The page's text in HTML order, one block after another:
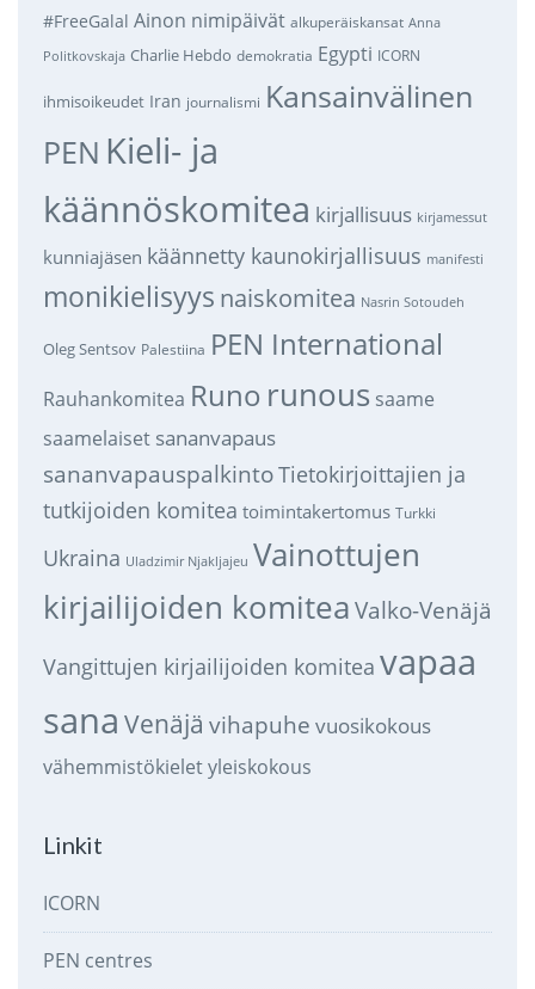
#FreeGalal Ainon nimipäivät alkuperäiskansat Anna
Politkovskaja Charlie Hebdo demokratia Egypti ICORN
ihmisoikeudet Iran journalismi Kansainvälinen
PEN Kieli- ja
käännöskomitea kirjallisuus kirjamessut
kunniajäsen käännetty kaunokirjallisuus manifesti
monikielisyys naiskomitea Nasrin Sotoudeh
Oleg Sentsov Palestiina PEN International
Rauhankomitea Runo runous saame
saamelaiset sananvapaus
sananvapauspalkintoTietokirjoittajien ja
tutkijoiden komitea toimintakertomus Turkki
Ukraina Uladzimir Njakljajeu Vainottujen
kirjailijoiden komitea Valko-Venäjä
Vangittujen kirjailijoiden komitea vapaa
sana Venäjä vihapuhe vuosikokous
vähemmistökieletyleiskokous
Linkit
ICORN
PEN centres